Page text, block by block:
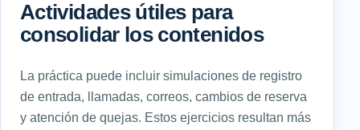
Actividades útiles para
consolidar los contenidos
La práctica puede incluir simulaciones de registro
de entrada, llamadas, correos, cambios de reserva
y atención de quejas. Estos ejercicios resultan más